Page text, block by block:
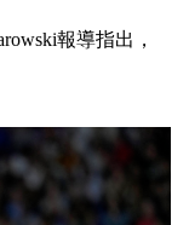
報導指出，